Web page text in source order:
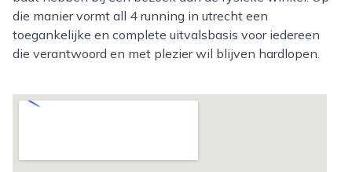
die manier vormt all 4 running in utrecht een
toegankelijke en complete uitvalsbasis voor iedereen
die verantwoord en met plezier wil blijven hardlopen.